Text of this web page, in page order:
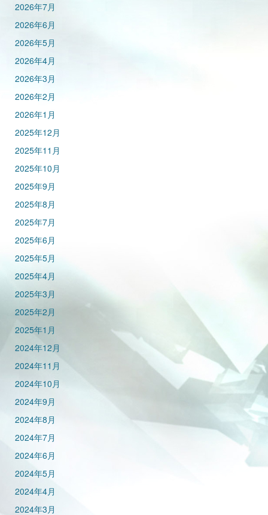
2026年7月
2026年6月
2026年5月
2026年4月
2026年3月
2026年2月
2026年1月
2025年12月
2025年11月
2025年10月
2025年9月
2025年8月
2025年7月
2025年6月
2025年5月
2025年4月
2025年3月
2025年2月
2025年1月
2024年12月
2024年11月
2024年10月
2024年9月
2024年8月
2024年7月
2024年6月
2024年5月
2024年4月
2024年3月